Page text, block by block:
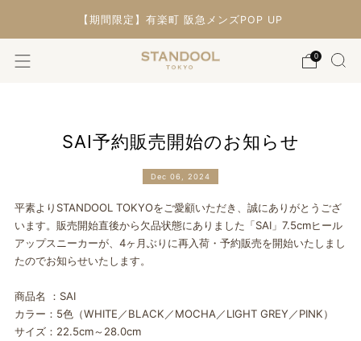
【期間限定】有楽町 阪急メンズPOP UP
0
SAI予約販売開始のお知らせ
Dec 06, 2024
平素よりSTANDOOL TOKYOをご愛顧いただき、誠にありがとうござ
います。 販売開始直後から欠品状態にありました「SAI」7.5cmヒール
アップスニーカーが、4ヶ月ぶりに再入荷・ 予約販売を開始いたしまし
たのでお知らせいたします。
商品名 ：SAI
カラー：5色（WHITE／BLACK／MOCHA／LIGHT GREY／PINK）
サイズ：22.5cm～28.0cm